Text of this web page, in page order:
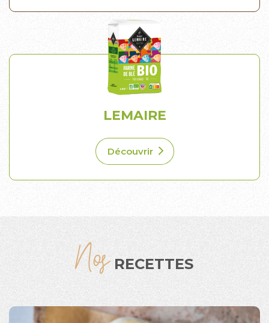
LEMAIRE
Découvrir
NosRECETTES